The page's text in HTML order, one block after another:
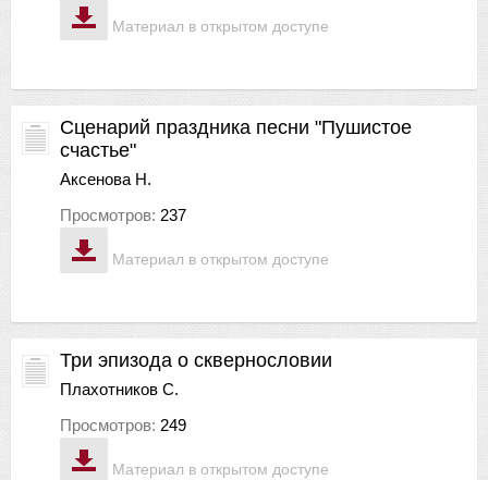
Материал в открытом доступе
Материал в открытом доступе
Сценарий праздника песни "Пушистое
счастье"
Аксенова Н.
Просмотров: 237
Материал в открытом доступе
Три эпизода о сквернословии
Плахотников С.
Просмотров: 249